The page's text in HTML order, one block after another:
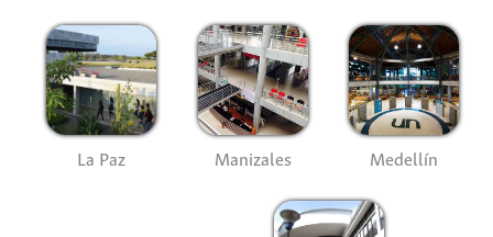
La Paz Manizales Medellín